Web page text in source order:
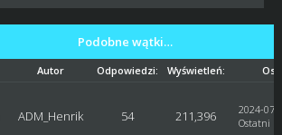
Podobne wątki…
Autor Odpowiedzi: Wyświetleń:
ADM_Henrik 54 211,396
2024-07-
Ostatni